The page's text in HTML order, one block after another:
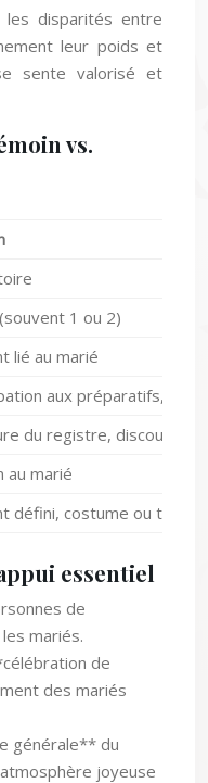
les disparités entre
leur poids et
sente valorisé et
vs.
1 ou 2)
lié au marié
aux préparatifs,
du registre, discours
au marié
défini, costume ou tenue
essentiel
de
mariés.
de
des mariés
générale** du
joyeuse